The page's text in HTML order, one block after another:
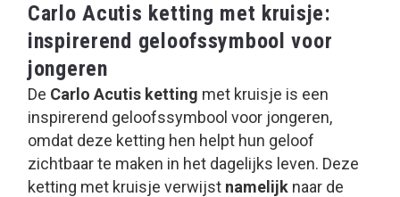
Carlo Acutis ketting met kruisje:
inspirerend geloofssymbool voor
jongeren
De Carlo Acutis ketting met kruisje is een
inspirerend geloofssymbool voor jongeren,
omdat deze ketting hen helpt hun geloof
zichtbaar te maken in het dagelijks leven. Deze
ketting met kruisje verwijst namelijk naar de